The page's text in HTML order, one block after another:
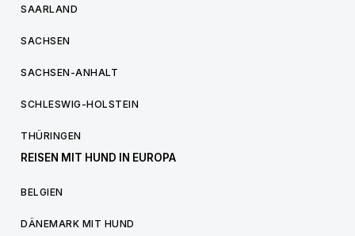
SAARLAND
SACHSEN
SACHSEN-ANHALT
SCHLESWIG-HOLSTEIN
THÜRINGEN
REISEN MIT HUND IN EUROPA
BELGIEN
DÄNEMARK MIT HUND